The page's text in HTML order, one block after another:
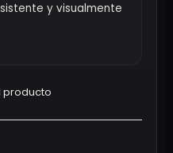
y visualmente
producto